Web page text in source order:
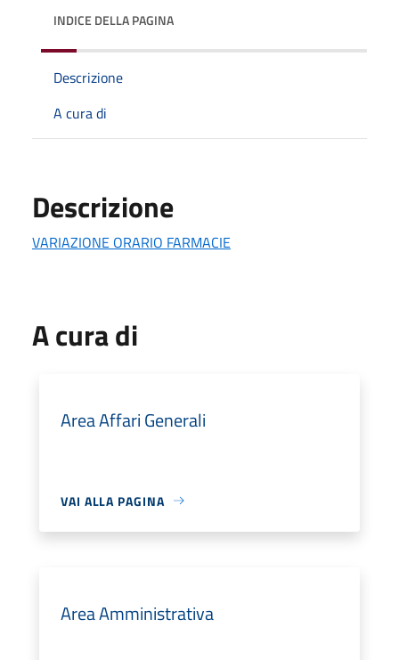
INDICE DELLA PAGINA
Descrizione
A cura di
Descrizione
VARIAZIONE ORARIO FARMACIE
A cura di
Area Affari Generali
VAI ALLA PAGINA
Area Amministrativa